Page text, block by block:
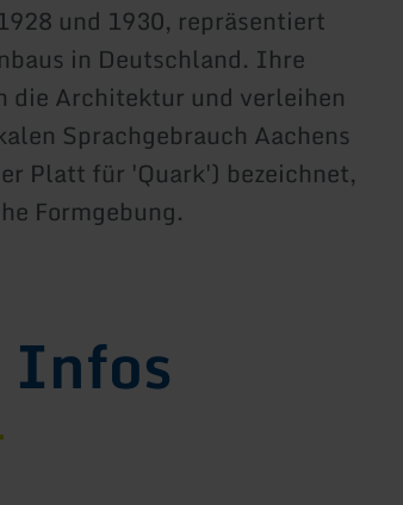
und 1930, repräsentiert
in Deutschland. Ihre
die Architektur und verleihen
Sprachgebrauch Aachens
Platt für 'Quark') bezeichnet,
Formgebung.
Infos